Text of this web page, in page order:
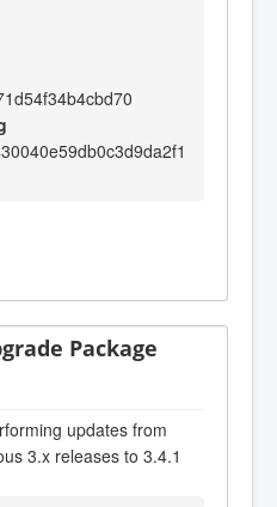
Package
updates from
3.x releases to 3.4.1